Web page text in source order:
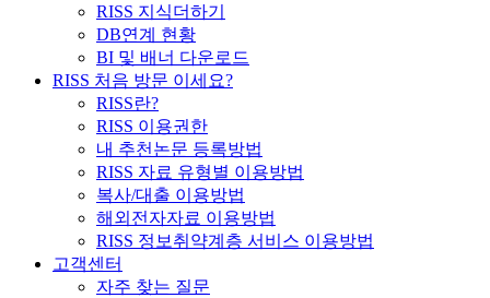
RISS 지식더하기
DB연계 현황
BI 및 배너 다운로드
RISS 처음 방문 이세요?
RISS란?
RISS 이용권한
내 추천논문 등록방법
RISS 자료 유형별 이용방법
복사/대출 이용방법
해외전자자료 이용방법
RISS 정보취약계층 서비스 이용방법
고객센터
자주 찾는 질문